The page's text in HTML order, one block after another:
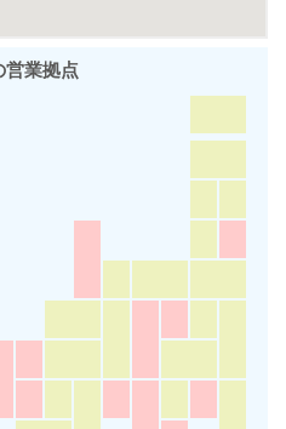
営業拠点